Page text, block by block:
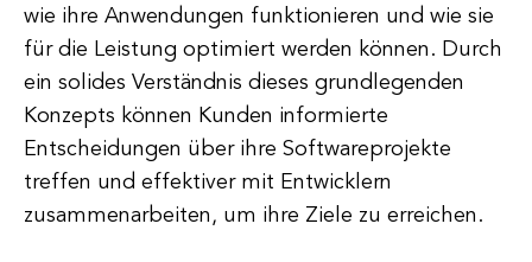
wie ihre Anwendungen funktionieren und wie sie
für die Leistung optimiert werden können. Durch
ein solides Verständnis dieses grundlegenden
Konzepts können Kunden informierte
Entscheidungen über ihre Softwareprojekte
treffen und effektiver mit Entwicklern
zusammenarbeiten, um ihre Ziele zu erreichen.